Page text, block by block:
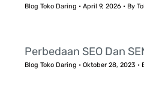
Blog Toko Daring •April 9, 2026 • By
Perbedaan SEO Dan
Blog Toko Daring •Oktober 28, 2023 •